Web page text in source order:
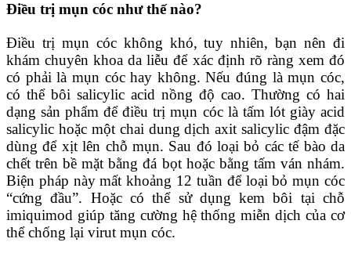
Điều trị mụn cóc như thế nào?
Điều trị mụn cóc không khó, tuy nhiên, bạn nên đi
khám chuyên khoa da liễu để xác định rõ ràng xem đó
có phải là mụn cóc hay không. Nếu đúng là mụn cóc,
có thể bôi salicylic acid nồng độ cao. Thường có hai
dạng sản phẩm để điều trị mụn cóc là tấm lót giày acid
salicylic hoặc một chai dung dịch axit salicylic đậm đặc
dùng để xịt lên chỗ mụn. Sau đó loại bỏ các tế bào da
chết trên bề mặt bằng đá bọt hoặc bằng tấm ván nhám.
Biện pháp này mất khoảng 12 tuần để loại bỏ mụn cóc
“cứng đầu”. Hoặc có thể sử dụng kem bôi tại chỗ
imiquimod giúp tăng cường hệ thống miễn dịch của cơ
thể chống lại virut mụn cóc.